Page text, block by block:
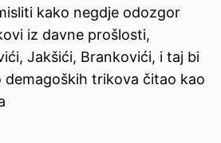
kako negdje odozgor
iz davne prošlosti,
Jakšići, Brankovići, i taj bi
demagoških trikova čitao kao